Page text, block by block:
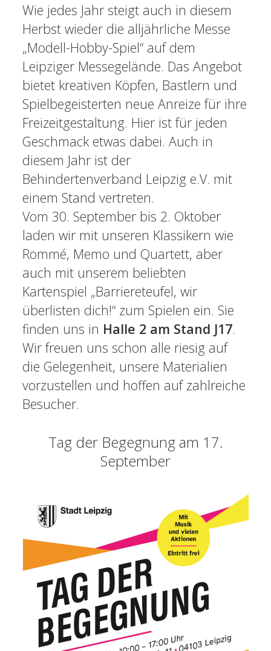
Wie jedes Jahr steigt auch in diesem
Herbst wieder die alljährliche Messe
„Modell-Hobby-Spiel“ auf dem
Leipziger Messegelände. Das Angebot
bietet kreativen Köpfen, Bastlern und
Spielbegeisterten neue Anreize für ihre
Freizeitgestaltung. Hier ist für jeden
Geschmack etwas dabei. Auch in
diesem Jahr ist der
Behindertenverband Leipzig e.V. mit
einem Stand vertreten.
Vom 30. September bis 2. Oktober
laden wir mit unseren Klassikern wie
Rommé, Memo und Quartett, aber
auch mit unserem beliebten
Kartenspiel „Barriereteufel, wir
überlisten dich!“ zum Spielen ein. Sie
finden uns in Halle 2 am Stand J17.
Wir freuen uns schon alle riesig auf
die Gelegenheit, unsere Materialien
vorzustellen und hoffen auf zahlreiche
Besucher.
Tag der Begegnung am 17.
September